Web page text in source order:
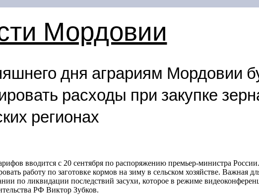
Мордовии
дня аграриям Мордовии
расходы при закупке
регионах
вводится с 20 сентября по распоряжению премьер-министра
работу по заготовке кормов на зиму в сельском хозяйстве. Важная
по ликвидации последствий засухи, которое в режиме
РФ Виктор Зубков.